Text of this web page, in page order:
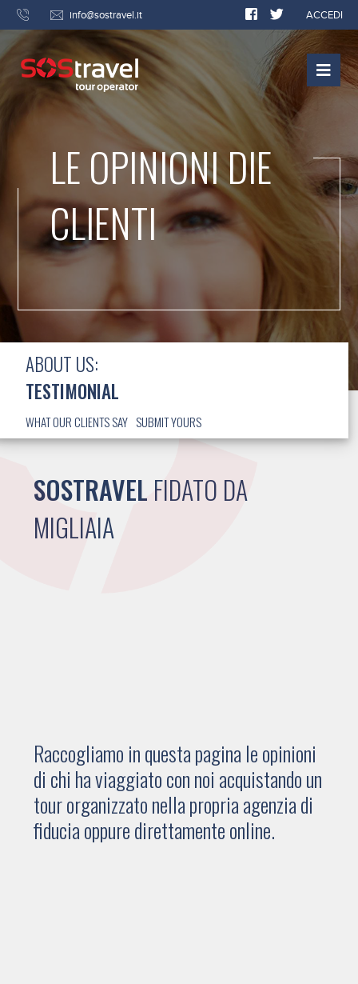
info@sostravel.it ACCEDI
LE OPINIONI DIE
CLIENTI
ABOUT US:
TESTIMONIAL
WHAT OUR CLIENTS SAY SUBMIT YOURS
SOSTRAVEL FIDATO DA
MIGLIAIA
Raccogliamo in questa pagina le opinioni
di chi ha viaggiato con noi acquistando un
tour organizzato nella propria agenzia di
fiducia oppure direttamente online.